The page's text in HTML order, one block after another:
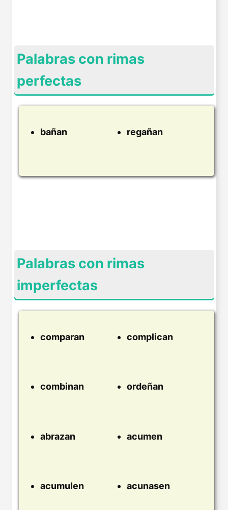
Palabras con rimas
perfectas
bañan regañan
Palabras con rimas
imperfectas
comparan complican
combinan ordeñan
abrazan acumen
acumulen acunasen